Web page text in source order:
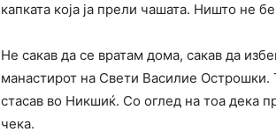
капката која ја прели чашата. Ништо не
Не сакав да се вратам дома, сакав да
манастирот на Свети Василие
стасав во Никшиќ. Со оглед на тоа дека
чека.